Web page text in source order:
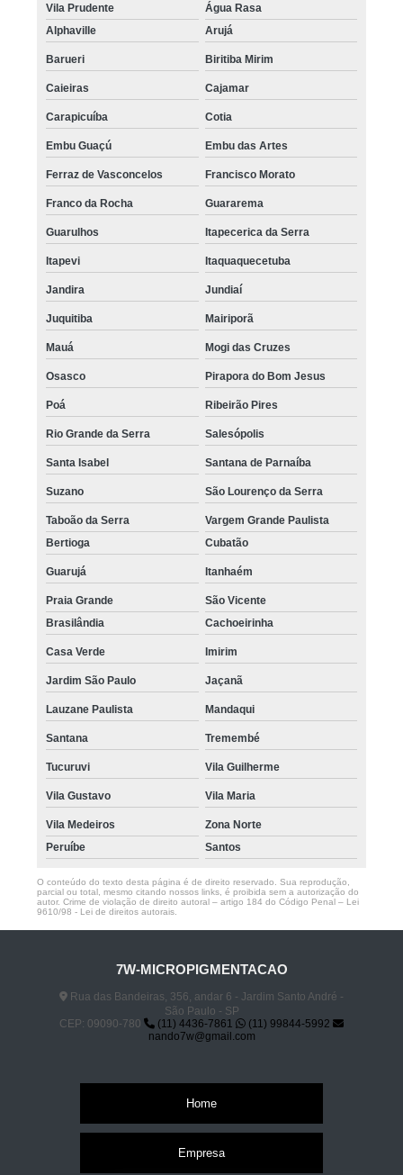
Vila Prudente
Água Rasa
Alphaville
Arujá
Barueri Biritiba Mirim
Caieiras Cajamar
Carapicuíba Cotia
Embu Guaçú Embu das Artes
Ferraz de Vasconcelos Francisco Morato
Franco da Rocha Guararema
Guarulhos Itapecerica da Serra
Itapevi Itaquaquecetuba
Jandira Jundiaí
Juquitiba Mairiporã
Mauá Mogi das Cruzes
Osasco Pirapora do Bom Jesus
Poá Ribeirão Pires
Rio Grande da Serra Salesópolis
Santa Isabel Santana de Parnaíba
Suzano São Lourenço da Serra
Taboão da Serra
Vargem Grande Paulista
Bertioga
Cubatão
Guarujá Itanhaém
Praia Grande
São Vicente
Brasilândia
Cachoeirinha
Casa Verde Imirim
Jardim São Paulo Jaçanã
Lauzane Paulista Mandaqui
Santana Tremembé
Tucuruvi Vila Guilherme
Vila Gustavo Vila Maria
Vila Medeiros
Zona Norte
Peruíbe
Santos
O conteúdo do texto desta página é de direito reservado. Sua reprodução,
parcial ou total, mesmo citando nossos links, é proibida sem a autorização do
autor. Crime de violação de direito autoral – artigo 184 do Código Penal – Lei
9610/98 - Lei de direitos autorais
7W-MICROPIGMENTACAO
Rua das Bandeiras, 356, andar 6 - Jardim Santo André -
São Paulo - SP
CEP: 09090-780
(11) 4436-7861
(11) 99844-5992
nando7w@gmail.com
Home
Empresa